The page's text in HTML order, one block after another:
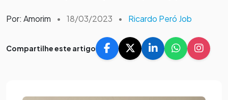
Por: Amorim • 18/03/2023 • Ricardo Peró Job
Compartilhe este artigo